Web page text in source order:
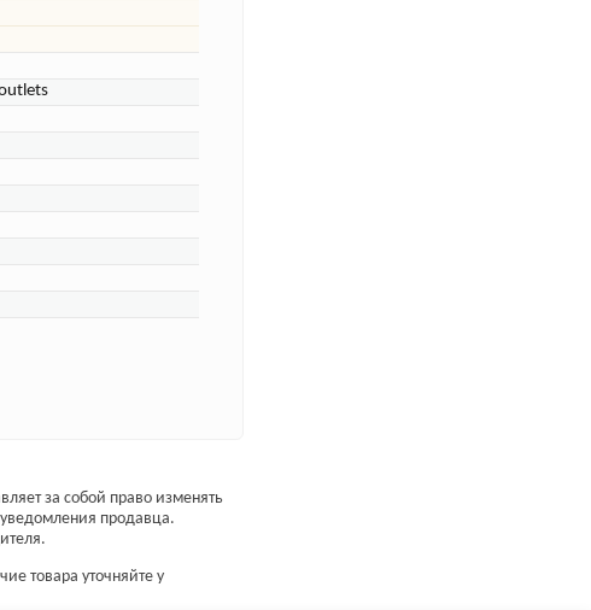
за собой право изменять
продавца.
товара уточняйте у